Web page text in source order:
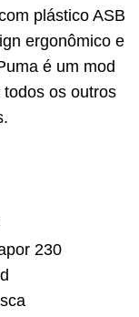
plástico ASB
ergonômico e
é um mod
os outros
230